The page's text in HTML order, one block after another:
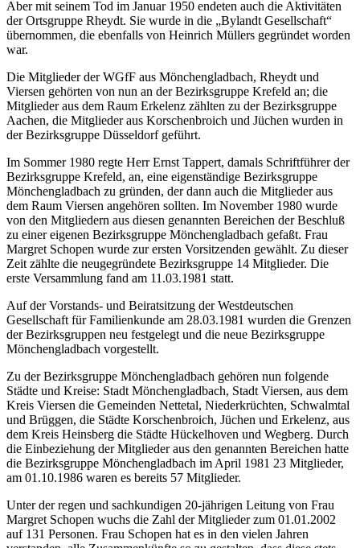
Aber mit seinem Tod im Januar 1950 endeten auch die Aktivitäten
der Ortsgruppe Rheydt. Sie wurde in die „Bylandt Gesellschaft“
übernommen, die ebenfalls von Heinrich Müllers gegründet worden
war.
Die Mitglieder der WGfF aus Mönchengladbach, Rheydt und
Viersen gehörten von nun an der Bezirksgruppe Krefeld an; die
Mitglieder aus dem Raum Erkelenz zählten zu der Bezirks­gruppe
Aachen, die Mitglieder aus Korschenbroich und Jüchen wurden in
der Bezirksgruppe Düsseldorf geführt.
Im Sommer 1980 regte Herr Ernst Tappert, damals Schriftführer der
Bezirksgruppe Krefeld, an, eine eigenständige Bezirksgruppe
Mönchengladbach zu gründen, der dann auch die Mitglieder aus
dem Raum Viersen angehören sollten. Im November 1980 wurde
von den Mitgliedern aus diesen genannten Bereichen der Beschluß
zu einer eigenen Bezirksgruppe Mönchengladbach gefaßt. Frau
Margret Schopen wurde zur ersten Vorsitzenden gewählt. Zu dieser
Zeit zählte die neugegründete Bezirksgruppe 14 Mitglieder. Die
erste Versammlung fand am 11.03.1981 statt.
Auf der Vorstands- und Beiratsitzung der Westdeutschen
Gesellschaft für Familienkunde am 28.03.1981 wurden die Grenzen
der Bezirksgruppen neu festgelegt und die neue Bezirksgruppe
Mönchengladbach vorgestellt.
Zu der Bezirksgruppe Mönchengladbach gehören nun folgende
Städte und Kreise: Stadt Mönchengladbach, Stadt Viersen, aus dem
Kreis Viersen die Gemeinden Nettetal, Niederkrüchten, Schwalmtal
und Brüggen, die Städte Korschenbroich, Jüchen und Erkelenz, aus
dem Kreis Heinsberg die Städte Hückelhoven und Wegberg. Durch
die Einbeziehung der Mitglieder aus den genannten Bereichen hatte
die Bezirksgruppe Mönchengladbach im April 1981 23 Mitglieder,
am 01.10.1986 waren es bereits 57 Mitglieder.
Unter der regen und sachkundigen 20-jährigen Leitung von Frau
Margret Schopen wuchs die Zahl der Mitglieder zum 01.01.2002
auf 131 Personen. Frau Schopen hat es in den vielen Jahren